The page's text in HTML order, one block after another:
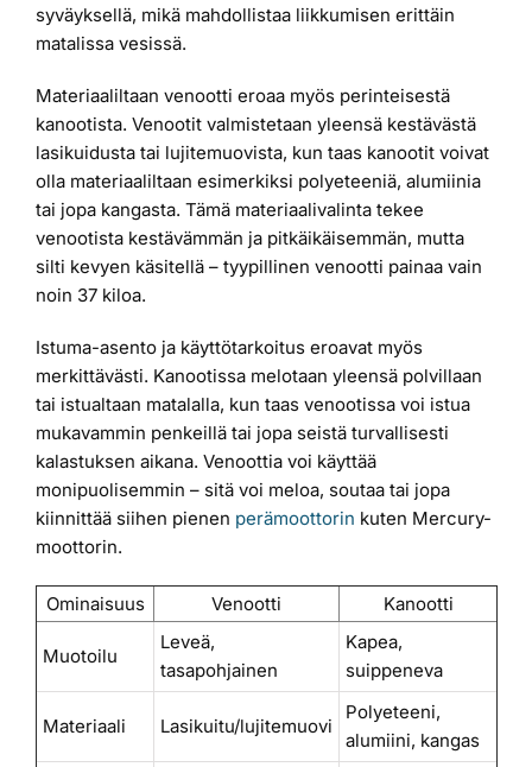
syväyksellä, mikä mahdollistaa liikkumisen erittäin
matalissa vesissä.
Materiaaliltaan venootti eroaa myös perinteisestä
kanootista. Venootit valmistetaan yleensä kestävästä
lasikuidusta tai lujitemuovista, kun taas kanootit voivat
olla materiaaliltaan esimerkiksi polyeteeniä, alumiinia
tai jopa kangasta. Tämä materiaalivalinta tekee
venootista kestävämmän ja pitkäikäisemmän, mutta
silti kevyen käsitellä – tyypillinen venootti painaa vain
noin 37 kiloa.
Istuma-asento ja käyttötarkoitus eroavat myös
merkittävästi. Kanootissa melotaan yleensä polvillaan
tai istualtaan matalalla, kun taas venootissa voi istua
mukavammin penkeillä tai jopa seistä turvallisesti
kalastuksen aikana. Venoottia voi käyttää
monipuolisemmin – sitä voi meloa, soutaa tai jopa
kiinnittää siihen pienen perämoottorin kuten Mercury-
moottorin.
Ominaisuus Venootti Kanootti
Muotoilu
Leveä,
tasapohjainen
Kapea,
suippeneva
Materiaali Lasikuitu/lujitemuovi
Polyeteeni,
alumiini, kangas